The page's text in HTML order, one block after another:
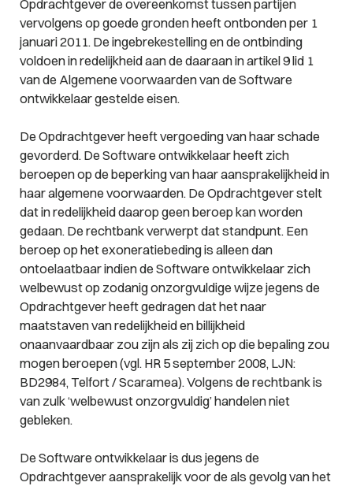
Opdrachtgever de overeenkomst tussen partijen
vervolgens op goede gronden heeft ontbonden per 1
januari 2011. De ingebrekestelling en de ontbinding
voldoen in redelijkheid aan de daaraan in artikel 9 lid 1
van de Algemene voorwaarden van de Software
ontwikkelaar gestelde eisen.
De Opdrachtgever heeft vergoeding van haar schade
gevorderd. De Software ontwikkelaar heeft zich
beroepen op de beperking van haar aansprakelijkheid in
haar algemene voorwaarden. De Opdrachtgever stelt
dat in redelijkheid daarop geen beroep kan worden
gedaan. De rechtbank verwerpt dat standpunt. Een
beroep op het exoneratiebeding is alleen dan
ontoelaatbaar indien de Software ontwikkelaar zich
welbewust op zodanig onzorgvuldige wijze jegens de
Opdrachtgever heeft gedragen dat het naar
maatstaven van redelijkheid en billijkheid
onaanvaardbaar zou zijn als zij zich op die bepaling zou
mogen beroepen (vgl. HR 5 september 2008, LJN:
BD2984, Telfort / Scaramea). Volgens de rechtbank is
van zulk ‘welbewust onzorgvuldig’ handelen niet
gebleken.
De Software ontwikkelaar is dus jegens de
Opdrachtgever aansprakelijk voor de als gevolg van het